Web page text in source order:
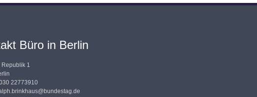
Büro in Berlin
Republik 1
22773910